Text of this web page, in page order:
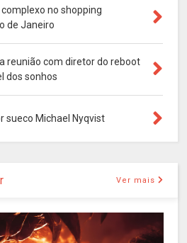
complexo no shopping
de Janeiro
reunião com diretor do reboot
dos sonhos
sueco Michael Nyqvist
Ver mais